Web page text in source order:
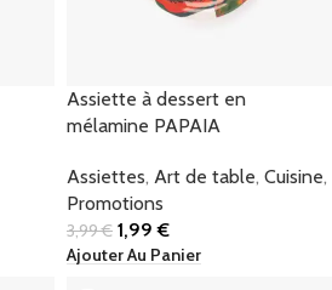
Assiette à dessert en
mélamine PAPAIA
Assiettes, Art de table, Cuisine,
Promotions
3,99€ 1,99€
Ajouter Au Panier